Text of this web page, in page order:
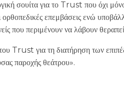
σουίτα για το Trust που όχι
επεμβάσεις ενώ
που περιμένουν να λάβουν
Trust για τη διατήρηση των
παροχής θεάτρου».